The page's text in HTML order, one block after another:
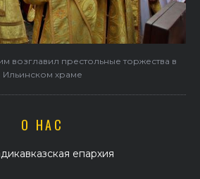
возглавил престольные торжества в
Ильинском храме
О НАС